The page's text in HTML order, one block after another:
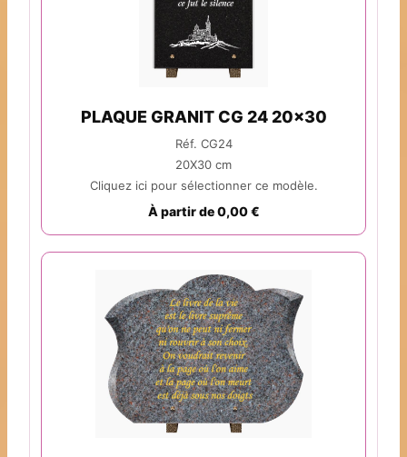
PLAQUE GRANIT CG 24 20x30
Réf. CG24
20X30 cm
Cliquez ici pour sélectionner ce modèle.
À partir de 0,00 €